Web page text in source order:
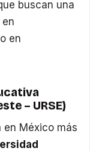
buscan una
en
– URSE)
en México más